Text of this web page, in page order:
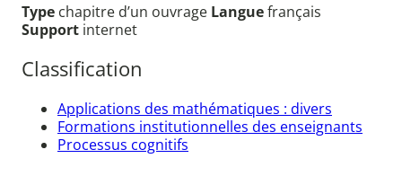
Type chapitre d’un ouvrage Languefrançais
Support internet
Classification
Applications des mathématiques : divers
Formations institutionnelles des enseignants
Processus cognitifs